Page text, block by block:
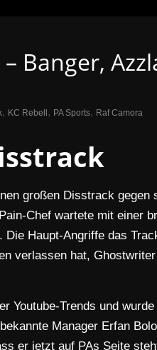
Banger,
, KC Rebell , PA Sports, Raf Camora
großen Disstrack gegen
Chef wartete mit einer
Haupt-Angriffe das
verlassen hat,
Youtube-Trends und
Manager Erfan
er jetzt auf PAs Seite